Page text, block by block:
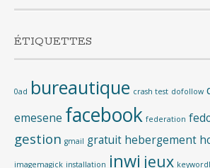
ÉTIQUETTES
0ad bureautique crash test dofollow
emesene facebook federation
gestion gmail gratuit hebergement
imagemagick installation inwi jeux